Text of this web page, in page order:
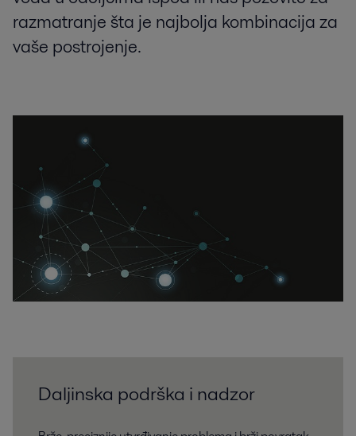
razmatranje šta je najbolja kombinacija za
vaše postrojenje.
Daljinska podrška i nadzor